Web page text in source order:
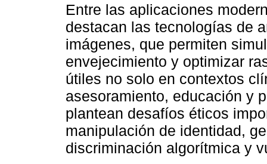
Entre las aplicaciones
destacan las tecnologías de
imágenes, que permiten
envejecimiento y optimizar
útiles no solo en contextos
asesoramiento, educación y
plantean desafíos éticos
manipulación de identidad,
discriminación algorítmica y